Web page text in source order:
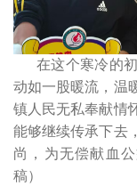
在这个寒冷的初
动如一股暖流，温
镇人民无私奉献情
能够继续传承下去
尚，为无偿献血
稿）